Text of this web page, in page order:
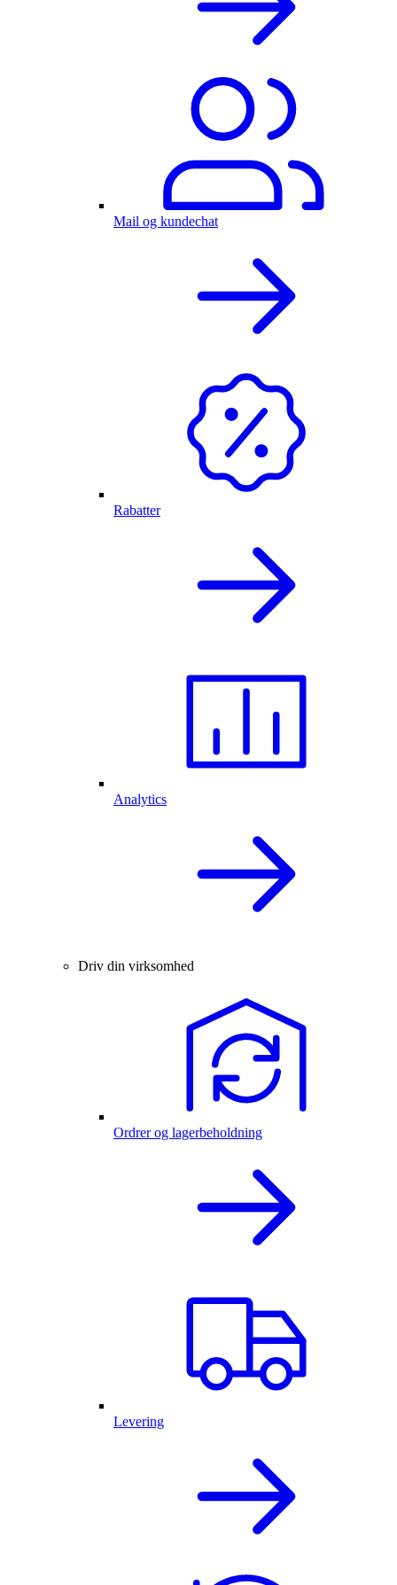
Mail og kundechat
Rabatter
Analytics
Driv din virksomhed
Ordrer og lagerbeholdning
Levering